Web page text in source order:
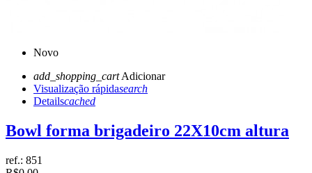
Novo
add_shopping_cartAdicionar
Visualização rápidasearch
Detailscached
Bowl forma brigadeiro 22X10cm altura
ref.: 851